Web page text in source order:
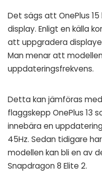
Det sägs att OnePlus
display. Enligt en källa
att uppgradera
Man menar att
uppdateringsfrekvens.
Detta kan jämföras
flaggskepp OnePlus 13
innebära en
45Hz. Sedan tidigare
modellen kan bli en av
Snapdragon 8 Elite 2.